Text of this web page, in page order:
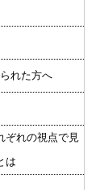
れた方へ
ぞれの視点で見
は